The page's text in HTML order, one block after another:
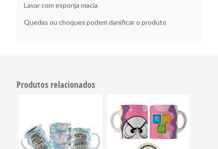
Lavar com esponja macia
Quedas ou choques podem danificar o produto
Produtos relacionados